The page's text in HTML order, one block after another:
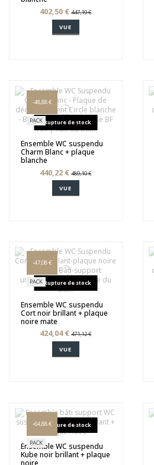
402,50 €447,19 €
VUE
-48,88 €
PACK Rupture de stock
Ensemble WC suspendu
Charm Blanc + plaque
blanche
440,22 €489,10 €
VUE
-47,08 €
PACK Rupture de stock
Ensemble WC suspendu
Cort noir brillant + plaque
noire mate
424,04 €471,12 €
VUE
-64,88 €
PACK
Rupture de stock
Ensemble WC suspendu
Kube noir brillant + plaque